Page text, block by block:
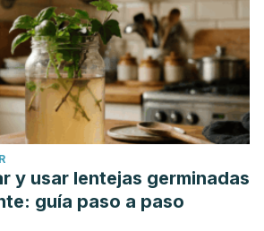
Liao Z, Liu Z, Zhao X, Bi K, Jia Y. The
chinensis extracts on depression by
GABAergic and
in the forced swim test in mice. Food
9. doi: 10.1039/c6fo00328a.
PMID: 27225351.
y usar lentejas germinadas
guía paso a paso